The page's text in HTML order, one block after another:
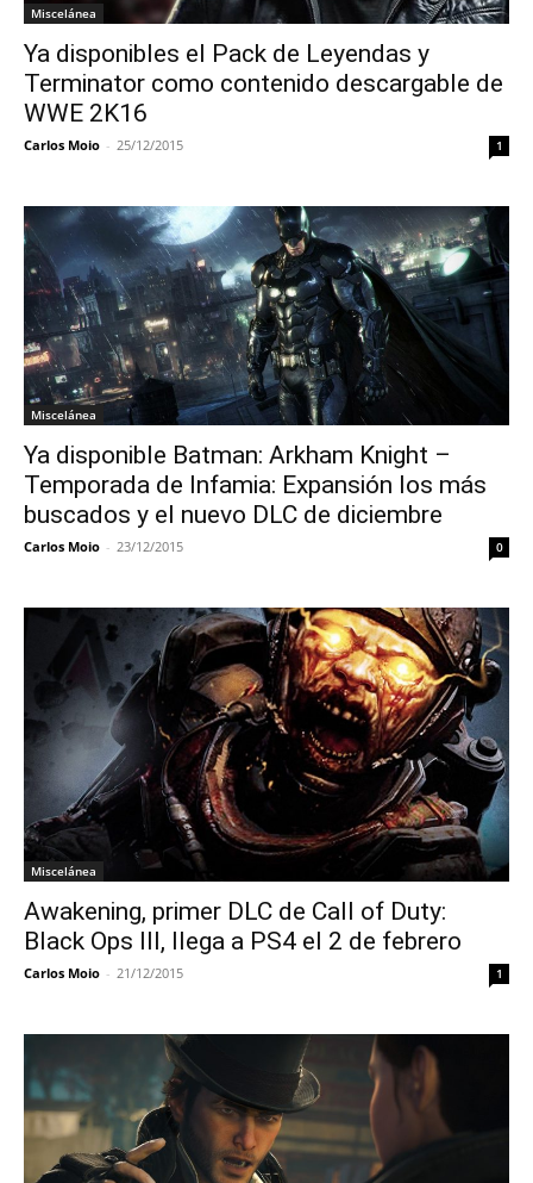
Miscelánea
Ya disponibles el Pack de Leyendas y
Terminator como contenido descargable de
WWE 2K16
Carlos Moio - 25/12/2015 1
Miscelánea
Ya disponible Batman: Arkham Knight –
Temporada de Infamia: Expansión los más
buscados y el nuevo DLC de diciembre
Carlos Moio - 23/12/2015 0
Miscelánea
Awakening, primer DLC de Call of Duty:
Black Ops III, llega a PS4 el 2 de febrero
Carlos Moio - 21/12/2015 1